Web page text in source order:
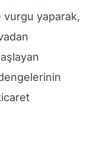
vurgu yaparak,